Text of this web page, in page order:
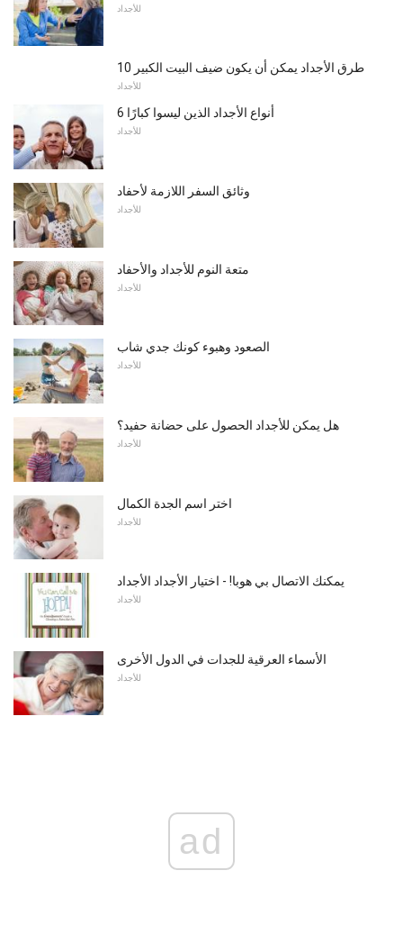
للأجداد
10 طرق الأجداد يمكن أن يكون ضيف البيت الكبير
للأجداد
6 أنواع الأجداد الذين ليسوا كبارًا
للأجداد
وثائق السفر اللازمة لأحفاد
للأجداد
متعة النوم للأجداد والأحفاد
للأجداد
الصعود وهبوء كونك جدي شاب
للأجداد
هل يمكن للأجداد الحصول على حضانة حفيد؟
للأجداد
اختر اسم الجدة الكمال
للأجداد
يمكنك الاتصال بي هوبا! - اختيار الأجداد الأجداد
للأجداد
الأسماء العرقية للجدات في الدول الأخرى
للأجداد
ad